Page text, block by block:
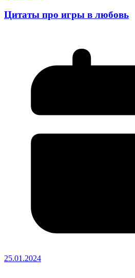
Цитаты про игры в любовь
25.01.2024